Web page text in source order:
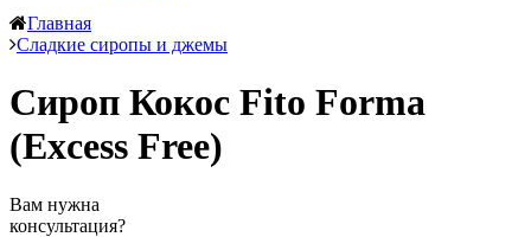
Главная
Сладкие сиропы и джемы
Сироп Кокос Fito Forma
(Excess Free)
Вам нужна
консультация?